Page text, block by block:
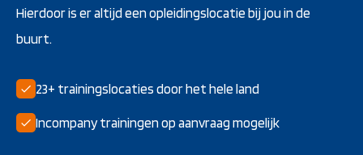
Hierdoor is er altijd een opleidingslocatie bij jou in de
buurt.
23+ trainingslocaties door het hele land
Incompany trainingen op aanvraag mogelijk